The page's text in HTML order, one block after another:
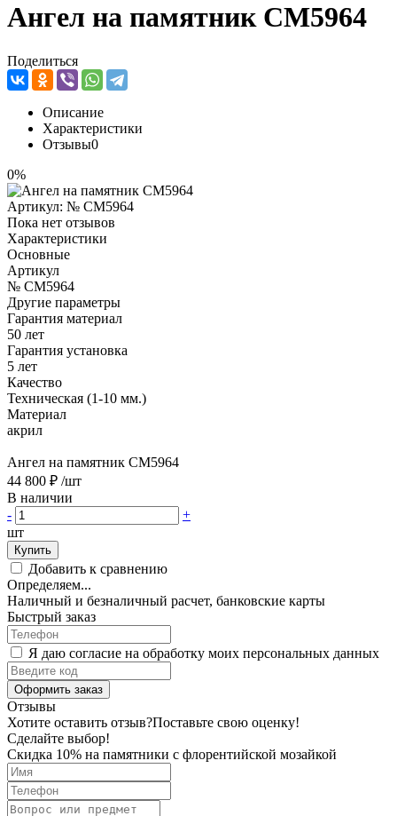
Ангел на памятник CM5964
Поделиться
Описание
Характеристики
Отзывы0
0%
Артикул: № CM5964
Пока нет отзывов
Характеристики
Основные
Артикул
№ CM5964
Другие параметры
Гарантия материал
50 лет
Гарантия установка
5 лет
Качество
Техническая (1-10 мм.)
Материал
акрил
Ангел на памятник CM5964
44 800 ₽ /шт
В наличии
-
+
шт
Купить
Добавить к сравнению
Определяем...
Наличный и безналичный расчет, банковские карты
Быстрый заказ
Я даю согласие на обработку моих персональных данных
Оформить заказ
Отзывы
Хотите оставить отзыв?Поставьте свою оценку!
Сделайте выбор!
Скидка 10% на памятники с флорентийской мозайкой